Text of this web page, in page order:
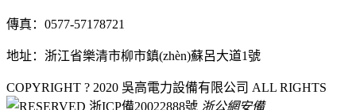
傳真：0577-57178721
地址：浙江省樂清市柳市鎮(zhèn)蘇呂大道1號
COPYRIGHT ? 2020 吳高電力設備有限公司 ALL RIGHTS
RESERVED 浙ICP備20022888號 浙公網安備